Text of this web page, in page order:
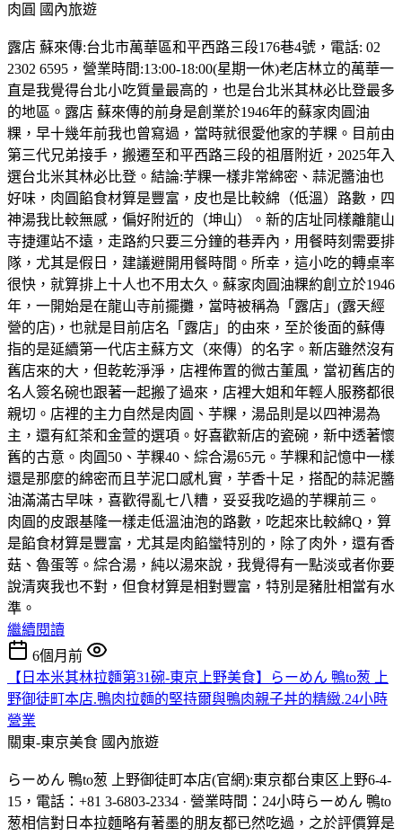
肉圓 國內旅遊
露店 蘇來傳:台北市萬華區和平西路三段176巷4號，電話: 02
2302 6595，營業時間:13:00-18:00(星期一休)老店林立的萬華一
直是我覺得台北小吃質量最高的，也是台北米其林必比登最多
的地區。露店 蘇來傳的前身是創業於1946年的蘇家肉圓油
粿，早十幾年前我也曾寫過，當時就很愛他家的芋粿。目前由
第三代兄弟接手，搬遷至和平西路三段的祖厝附近，2025年入
選台北米其林必比登。結論:芋粿一樣非常綿密、蒜泥醬油也
好味，肉圓餡食材算是豐富，皮也是比較綿（低溫）路數，四
神湯我比較無感，偏好附近的（坤山）。新的店址同樣離龍山
寺捷運站不遠，走路約只要三分鐘的巷弄內，用餐時刻需要排
隊，尤其是假日，建議避開用餐時間。所幸，這小吃的轉桌率
很快，就算排上十人也不用太久。蘇家肉圓油粿約創立於1946
年，一開始是在龍山寺前擺攤，當時被稱為「露店」(露天經
營的店)，也就是目前店名「露店」的由來，至於後面的蘇傳
指的是延續第一代店主蘇方文（來傳）的名字。新店雖然沒有
舊店來的大，但乾乾淨淨，店裡佈置的微古董風，當初舊店的
名人簽名碗也跟著一起搬了過來，店裡大姐和年輕人服務都很
親切。店裡的主力自然是肉圓、芋粿，湯品則是以四神湯為
主，還有紅茶和金萱的選項。好喜歡新店的瓷碗，新中透著懷
舊的古意。肉圓50、芋粿40、綜合湯65元。芋粿和記憶中一樣
還是那麼的綿密而且芋泥口感札實，芋香十足，搭配的蒜泥醬
油滿滿古早味，喜歡得亂七八糟，妥妥我吃過的芋粿前三。
肉圓的皮跟基隆一樣走低溫油泡的路數，吃起來比較綿Q，算
是餡食材算是豐富，尤其是肉餡蠻特別的，除了肉外，還有香
菇、魯蛋等。綜合湯，純以湯來說，我覺得有一點淡或者你要
說清爽我也不對，但食材算是相對豐富，特別是豬肚相當有水
準。
繼續閱讀
6個月前
【日本米其林拉麵第31碗-東京上野美食】らーめん 鴨to葱 上
野御徒町本店.鴨肉拉麵的堅持爾與鴨肉親子丼的精緻.24小時
營業
關東-東京美食 國內旅遊
らーめん 鴨to葱 上野御徒町本店(官網):東京都台東区上野6-4-
15，電話：+81 3-6803-2334 · 營業時間：24小時らーめん 鴨to
葱相信對日本拉麵略有著墨的朋友都已然吃過，之於評價算是